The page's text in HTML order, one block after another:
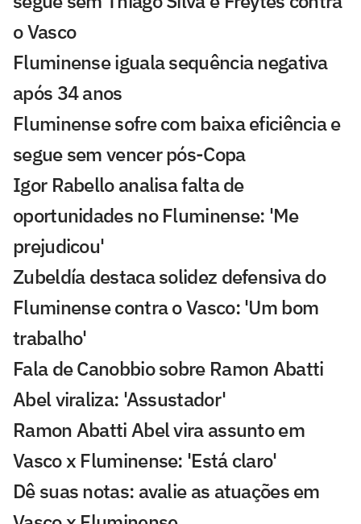
o Vasco
Fluminense iguala sequência negativa
após 34 anos
Fluminense sofre com baixa eficiência e
segue sem vencer pós-Copa
Igor Rabello analisa falta de
oportunidades no Fluminense: 'Me
prejudicou'
Zubeldía destaca solidez defensiva do
Fluminense contra o Vasco: 'Um bom
trabalho'
Fala de Canobbio sobre Ramon Abatti
Abel viraliza: 'Assustador'
Ramon Abatti Abel vira assunto em
Vasco x Fluminense: 'Está claro'
Dê suas notas: avalie as atuações em